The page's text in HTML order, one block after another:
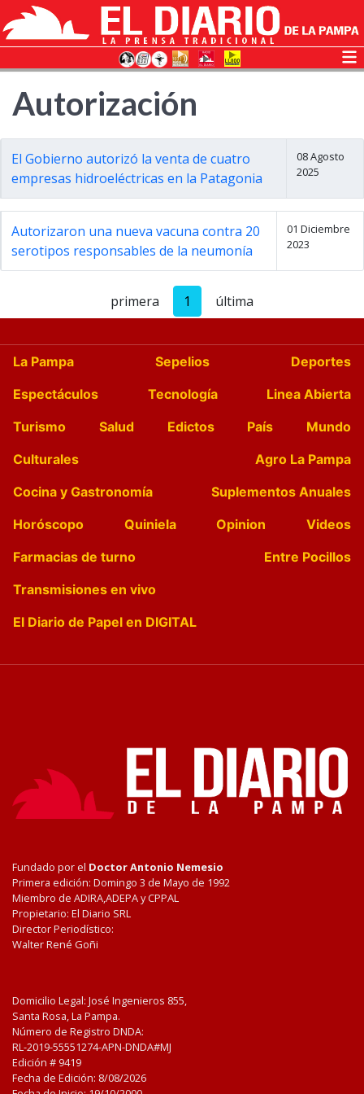
Autorización
El Gobierno autorizó la venta de cuatro
empresas hidroeléctricas en la Patagonia
08 Agosto
2025
Autorizaron una nueva vacuna contra 20
serotipos responsables de la neumonía
01 Diciembre
2023
primera 1 última
La Pampa Sepelios
Deportes
Espectáculos
Tecnología
Linea Abierta
Turismo
Salud Edictos País
Mundo
Culturales
Agro La Pampa
Cocina y Gastronomía
Suplementos Anuales
Horóscopo
Quiniela Opinion
Videos
Farmacias de turno
Entre Pocillos
Transmisiones en vivo
El Diario de Papel en DIGITAL
Fundado por el Doctor Antonio Nemesio
Primera edición: Domingo 3 de Mayo de 1992
Miembro de ADIRA,ADEPA y CPPAL
Propietario: El Diario SRL
Director Periodístico:
Walter René Goñi
Domicilio Legal: José Ingenieros 855,
Santa Rosa, La Pampa.
Número de Registro DNDA:
RL-2019-55551274-APN-DNDA#MJ
Edición # 9419
Fecha de Edición: 8/08/2026